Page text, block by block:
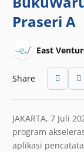
Praseri A
East
Share
JAKARTA, 7 Juli
program
aplikasi